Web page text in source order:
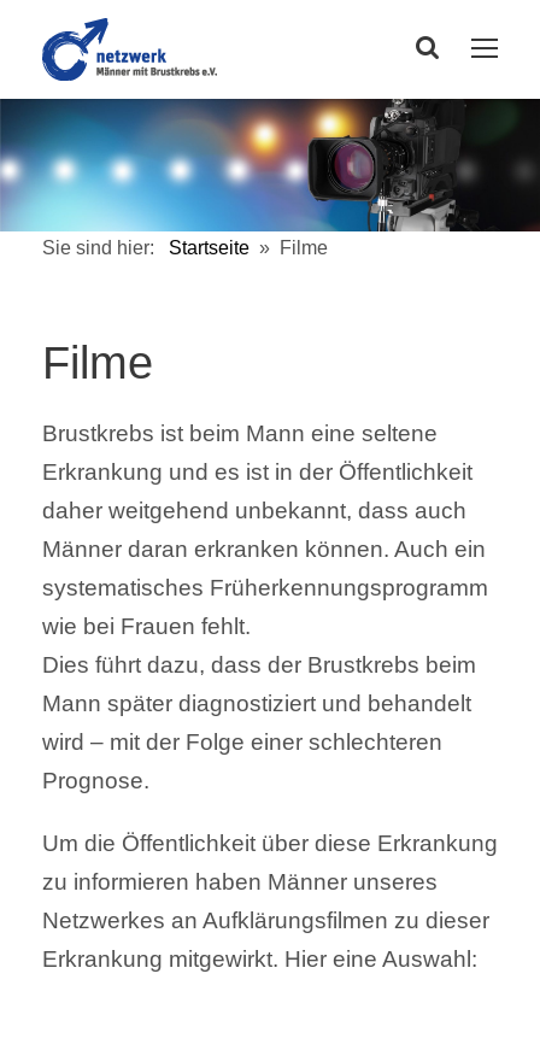
Sie sind hier: Startseite » Filme
Filme
Brustkrebs ist beim Mann eine seltene
Erkrankung und es ist in der Öffentlichkeit
daher weitgehend unbekannt, dass auch
Männer daran erkranken können. Auch ein
systematisches Früherkennungsprogramm
wie bei Frauen fehlt.
Dies führt dazu, dass der Brustkrebs beim
Mann später diagnostiziert und behandelt
wird – mit der Folge einer schlechteren
Prognose.
Um die Öffentlichkeit über diese Erkrankung
zu informieren haben Männer unseres
Netzwerkes an Aufklärungsfilmen zu dieser
Erkrankung mitgewirkt. Hier eine Auswahl: